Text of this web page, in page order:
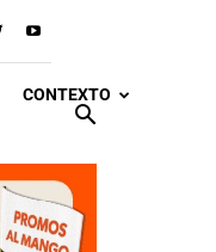
CONTEXTO